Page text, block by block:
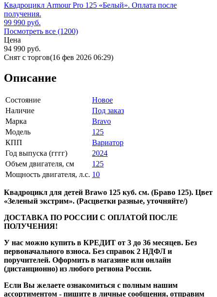
Квадроцикл Armour Pro 125 «Белый». Оплата после
получения.
99 990 руб.
Посмотреть все (1200)
Цена
94 990 руб.
Снят с торгов(16 фев 2026 06:29)
Описание
Состояние
Новое
Наличие
Под заказ
Марка
Bravo
Модель
125
КПП
Вариатор
Год выпуска (гггг)
2024
Объем двигателя, см
125
Мощность двигателя, л.с. 10
Квадроцикл для детей Brawo 125 куб. см. (Браво 125). Цвет
«Зеленый экстрим». (Расцветки разные, уточняйте/)
ДОСТАВКА ПО РОССИИ С ОПЛАТОЙ ПОСЛЕ
ПОЛУЧЕНИЯ!
У нас можно купить в КРЕДИТ от 3 до 36 месяцев. Без
первоначального взноса. Без справок 2 НДФЛ и
поручителей. Оформить в магазине или онлайн
(дистанционно) из любого региона России.
Если Вы желаете ознакомиться с полным нашим
ассортиментом - пишите в личные сообщения, отправим